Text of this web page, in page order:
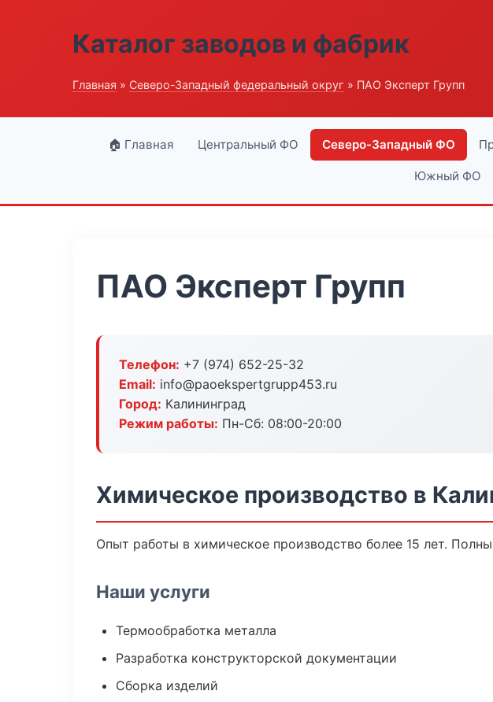
Каталог заводов и фабрик
Главная » Северо-Западный федеральный округ » ПАО Эксперт Групп
🏠 Главная Центральный ФО Северо-Западный ФО
Южный ФО
ПАО Эксперт Групп
Телефон: +7 (974) 652-25-32
Email: info@paoekspertgrupp453.ru
Город: Калининград
Режим работы: Пн-Сб: 08:00-20:00
Химическое производство в
Опыт работы в химическое производство более 15 лет.
Наши услуги
Термообработка металла
Разработка конструкторской документации
Сборка изделий